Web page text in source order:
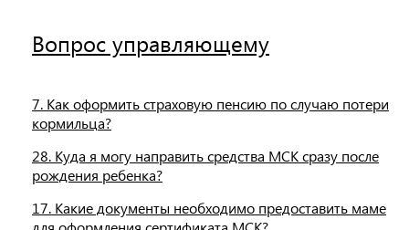
Вопрос управляющему
7. Как оформить страховую пенсию по случаю потери
кормильца?
28. Куда я могу направить средства МСК сразу после
рождения ребенка?
17. Какие документы необходимо предоставить маме